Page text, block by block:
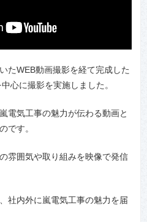
たWEB動画撮影を経て完成した
心に撮影を実施しました。
電気工事の魅力が伝わる動画と
です。
雰囲気や取り組みを映像で発信
社内外に嵐電気工事の魅力を届